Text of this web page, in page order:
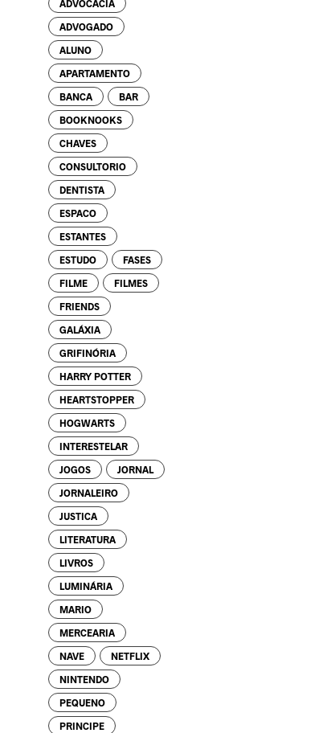
ADVOCACIA
ADVOGADO
ALUNO
APARTAMENTO
BANCA BAR
BOOKNOOKS
CHAVES
CONSULTORIO
DENTISTA
ESPACO
ESTANTES
ESTUDO FASES
FILME FILMES
FRIENDS
GALÁXIA
GRIFINÓRIA
HARRY POTTER
HEARTSTOPPER
HOGWARTS
INTERESTELAR
JOGOS JORNAL
JORNALEIRO
JUSTICA
LITERATURA
LIVROS
LUMINÁRIA
MARIO
MERCEARIA
NAVE NETFLIX
NINTENDO
PEQUENO
PRINCIPE